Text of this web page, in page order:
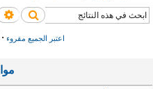
بحث
اعتبر الجميع مقروء•